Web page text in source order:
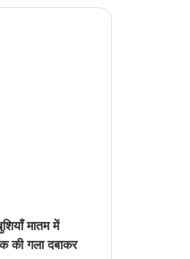
मातम में
की गला दबाकर